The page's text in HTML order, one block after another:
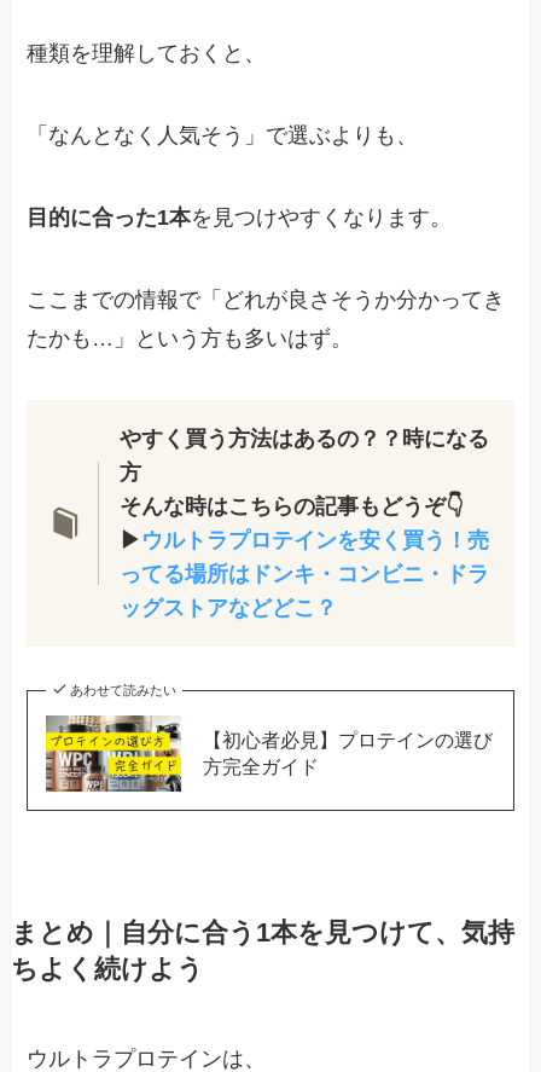
種類を理解しておくと、
「なんとなく人気そう」で選ぶよりも、
目的に合った1本を見つけやすくなります。
ここまでの情報で「どれが良さそうか分かってき
たかも…」という方も多いはず。
やすく買う方法はあるの？？時になる
方
そんな時はこちらの記事もどうぞ👇
▶ ウルトラプロテインを安く買う！売
ってる場所はドンキ・コンビニ・ドラ
ッグストアなどどこ？
あわせて読みたい
【初心者必見】プロテインの選び
方完全ガイド
まとめ｜自分に合う1本を見つけて、気持
ちよく続けよう
ウルトラプロテインは、